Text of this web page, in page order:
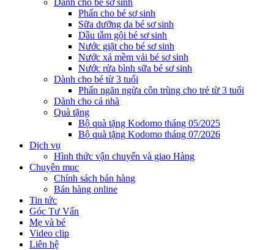
Phấn cho bé sơ sinh
Sữa dưỡng da bé sơ sinh
Dầu tắm gội bé sơ sinh
Nước giặt cho bé sơ sinh
Nước xả mềm vải bé sơ sinh
Nước rửa bình sữa bé sơ sinh
Dành cho bé từ 3 tuổi
Phấn ngăn ngừa côn trùng cho trẻ từ 3 tuổi
Dành cho cả nhà
Quà tặng
Bộ quà tặng Kodomo tháng 05/2025
Bộ quà tặng Kodomo tháng 07/2026
Dịch vụ
Hình thức vận chuyển và giao Hàng
Chuyên mục
Chính sách bán hàng
Bán hàng online
Tin tức
Góc Tư Vấn
Mẹ và bé
Video clip
Liên hệ